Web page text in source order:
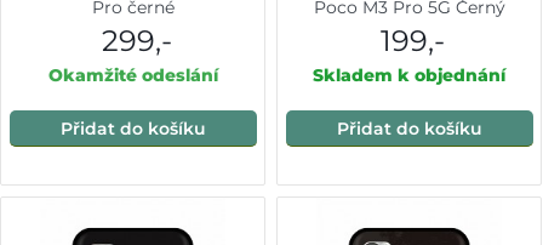
Pro černé
299,-
Okamžité odeslání
Přidat do košíku
Poco M3 Pro 5G Černý
199,-
Skladem k objednání
Přidat do košíku